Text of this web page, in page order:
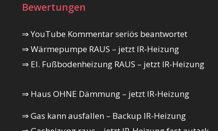
Bewertungen
⇒ YouTube Kommentar seriös beantwortet
⇒ Wärmepumpe RAUS – jetzt IR-Heizung
⇒ El. Fußbodenheizung RAUS – jetzt IR-Heizung
⇒ Haus OHNE Dämmung – jetzt IR-Heizung
⇒ Gas kann ausfallen – Backup IR-Heizung